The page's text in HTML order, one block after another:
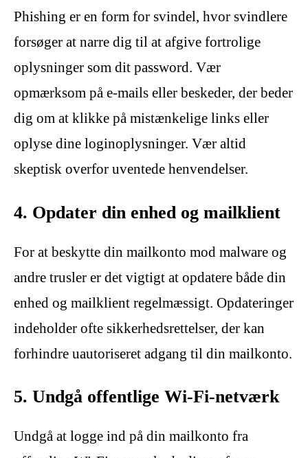
Phishing er en form for svindel, hvor svindlere
forsøger at narre dig til at afgive fortrolige
oplysninger som dit password. Vær
opmærksom på e-mails eller beskeder, der beder
dig om at klikke på mistænkelige links eller
oplyse dine loginoplysninger. Vær altid
skeptisk overfor uventede henvendelser.
4. Opdater din enhed og mailklient
For at beskytte din mailkonto mod malware og
andre trusler er det vigtigt at opdatere både din
enhed og mailklient regelmæssigt. Opdateringer
indeholder ofte sikkerhedsrettelser, der kan
forhindre uautoriseret adgang til din mailkonto.
5. Undgå offentlige Wi-Fi-netværk
Undgå at logge ind på din mailkonto fra